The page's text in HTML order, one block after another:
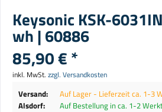
Keysonic KSK-
wh | 60886
85,90 € *
inkl. MwSt. zzgl. Versandkosten
Versand:
Auf Lager - Lieferzeit ca. 1-3
Alsdorf:
Auf Bestellung in ca. 1-2